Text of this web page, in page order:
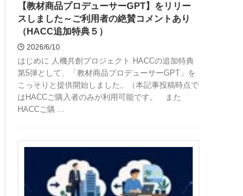
【教材商品プロデューサーGPT】をリリー
スしました～ご利用者の絶賛コメントあり
（HACC追加特典５）
2026/6/10
はじめに 人機共創プロジェクト HACCの追加特典
第5弾として、「教材商品プロデューサーGPT」を
こっそりと提供開始しました。（本記事投稿時点で
はHACCご購入者のみが利用可能です。 また
HACCご購 ...